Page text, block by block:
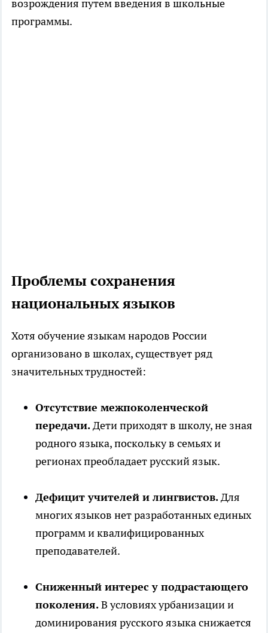
возрождения путем введения в школьные
программы.
Проблемы сохранения
национальных языков
Хотя обучение языкам народов России
организовано в школах, существует ряд
значительных трудностей:
Отсутствие межпоколенческой
передачи.Дети приходят в школу, не зная
родного языка, поскольку в семьях и
регионах преобладает русский язык.
Дефицит учителей и лингвистов.Для
многих языков нет разработанных единых
программ и квалифицированных
преподавателей.
Сниженный интерес у подрастающего
поколения.В условиях урбанизации и
доминирования русского языка снижается